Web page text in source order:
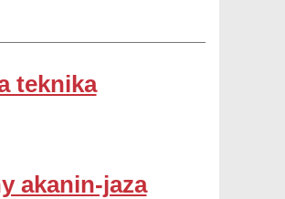
teknika
akanin-jaza